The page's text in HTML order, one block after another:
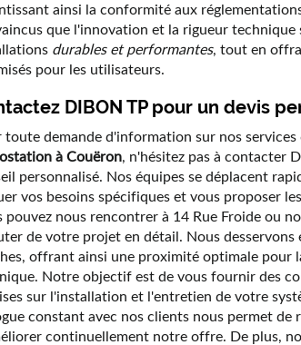
ainsi la conformité aux
que l'innovation et la rigueur technique
durables et performantes, tout en
pour les utilisateurs.
DIBON TP pour un devis
toute demande d'information sur nos services
à Couëron , n'hésitez pas à contacter
personnalisé. Nos équipes se déplacent
vos besoins spécifiques et vous proposer
pouvez nous rencontrer à 14 Rue Froide ou
de votre projet en détail. Nous desservons
offrant ainsi une proximité optimale pour
Notre objectif est de vous fournir des
sur l'installation et l'entretien de votre
constant avec nos clients nous permet de
continuellement notre offre. De plus,